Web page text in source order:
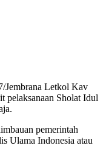
Letkol Kav
pelaksanaan Sholat Idul
pemerintah
Ulama Indonesia atau